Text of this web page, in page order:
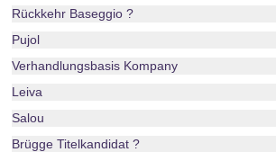
Rückkehr Baseggio ?
Pujol
Verhandlungsbasis Kompany
Leiva
Salou
Brügge Titelkandidat ?